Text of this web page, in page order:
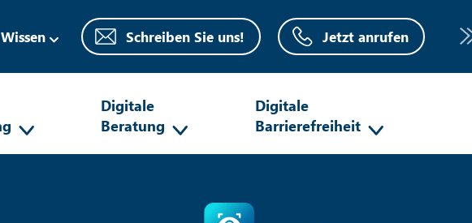
Wissen Schreiben Sie uns! Jetzt anrufen
Digitale
Beratung
Digitale
Barrierefreiheit